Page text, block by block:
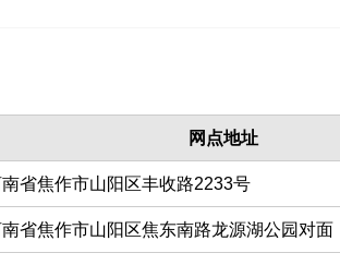
网点地址
省焦作市山阳区丰收路2233号
省焦作市山阳区焦东南路龙源湖公园对面